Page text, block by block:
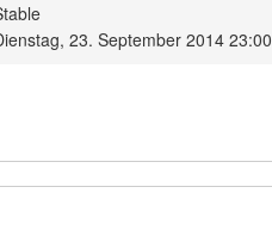
23. September 2014 23:00